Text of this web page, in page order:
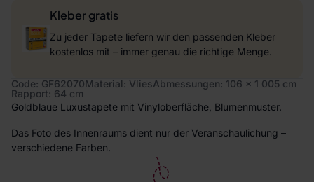
Kleber gratis
Zu jeder Tapete liefern wir den passenden Kleber
kostenlos mit – immer genau die richtige Menge.
Code: GF62070Material: VliesAbmessungen: 106 x 1 005 cm
Rapport: 64 cm
Goldblaue Luxustapete mit Vinyloberfläche, Blumenmuster.
Das Foto des Innenraums dient nur der Veranschaulichung –
verschiedene Farben.